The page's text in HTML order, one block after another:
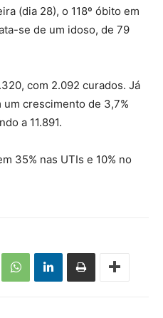
(dia 28), o 118º óbito em
se de um idoso, de 79
com 2.092 curados. Já
crescimento de 3,7%
a 11.891.
35% nas UTIs e 10% no